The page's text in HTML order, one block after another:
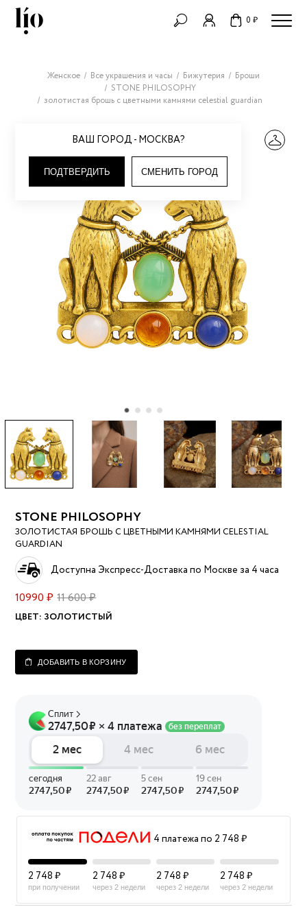
0 ₽
ВАШ ГОРОД - МОСКВА?
ПОДТВЕРДИТЬ СМЕНИТЬ ГОРОД
Женское Все украшения и часы Бижутерия
Броши
STONE PHILOSOPHY
золотистая брошь с цветными камнями celestial guardian
STONE PHILOSOPHY
ЗОЛОТИСТАЯ БРОШЬ С ЦВЕТНЫМИ КАМНЯМИ CELESTIAL
GUARDIAN
Доступна Экспресс-Доставка по Москве за 4 часа
10990 ₽ 11 600 ₽
ЦВЕТ: ЗОЛОТИСТЫЙ
ДОБАВИТЬ В КОРЗИНУ
4 платежа по 2 748 ₽
2 748 ₽
при получении
2 748 ₽
через 2 недели
2 748 ₽
через 2 недели
2 748 ₽
через 2 недели